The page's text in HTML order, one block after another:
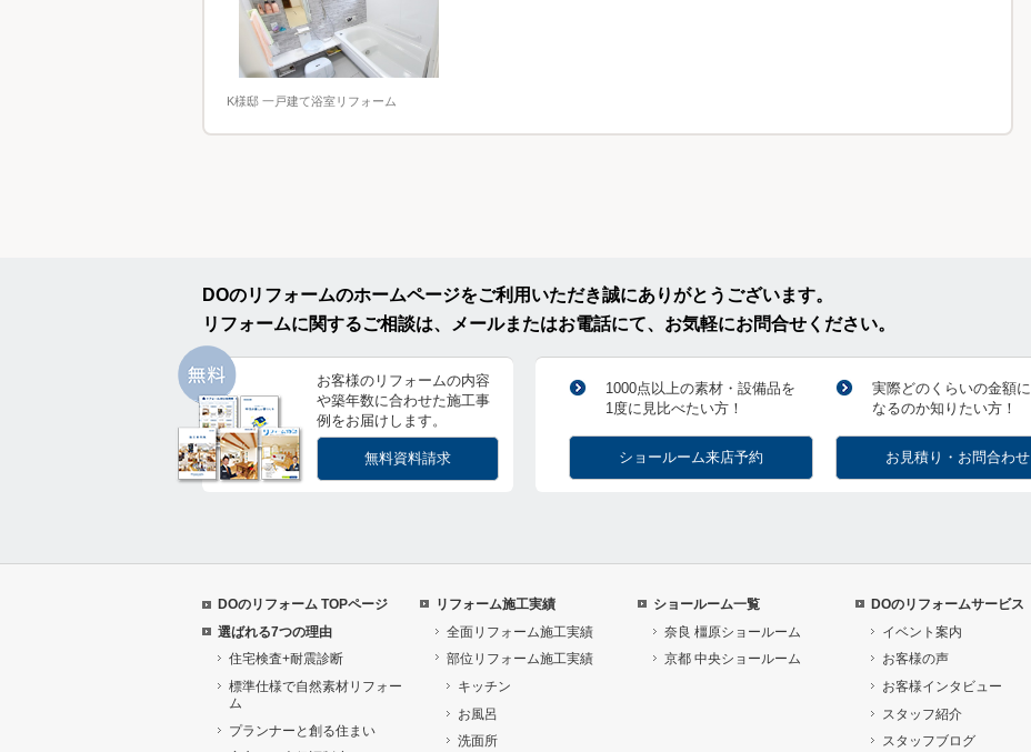
K様邸 一戸建て浴室リフォーム
DOのリフォームのホームページをご利用いただき誠にありがとうございます。
リフォームに関するご相談は、メールまたはお電話にて、お気軽にお問合せください。
お客様のリフォームの内容
や築年数に合わせた施工事
例をお届けします。
無料資料請求
1000点以上の素材・設備品を
1度に見比べたい方！
ショールーム来店予約
実際どのくらいの金額に
なるのか知りたい方！
お見積り・お問合わせ
DOのリフォーム TOPページ
選ばれる7つの理由
住宅検査+耐震診断
標準仕様で自然素材リフォー
ム
プランナーと創る住まい
リフォーム施工実績
全面リフォーム施工実績
部位リフォーム施工実績
キッチン
お風呂
洗面所
ショールーム一覧
奈良 橿原ショールーム
京都 中央ショールーム
DOのリフォームサービス
イベント案内
お客様の声
お客様インタビュー
スタッフ紹介
スタッフブログ